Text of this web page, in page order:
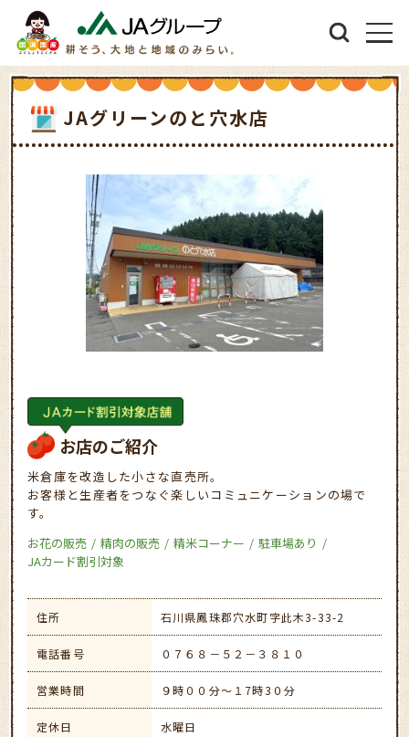
JAグリーンのと穴水店
お店のご紹介
米倉庫を改造した小さな直売所。
お客様と生産者をつなぐ楽しいコミュニケーションの場で
す。
お花の販売
精肉の販売 精米コーナー
駐車場あり
JAカード割引対象
住所 石川県鳳珠郡穴水町字此木3-33-2
電話番号 ０７６８－５２－３８１０
営業時間 ９時００分～１7時3０分
定休日 水曜日